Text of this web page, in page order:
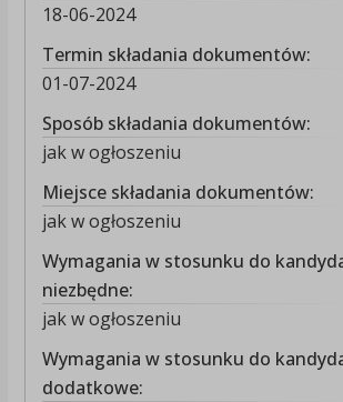
18-06-2024
Termin składania dokumentów:
01-07-2024
Sposób składania dokumentów:
jak w ogłoszeniu
Miejsce składania dokumentów:
jak w ogłoszeniu
Wymagania w stosunku do
niezbędne:
jak w ogłoszeniu
Wymagania w stosunku do
dodatkowe: